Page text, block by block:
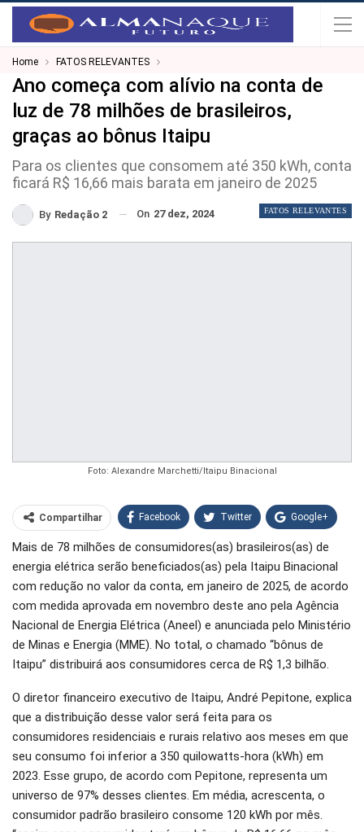
Home FATOS RELEVANTES
Ano começa com alívio na conta de
luz de 78 milhões de brasileiros,
graças ao bônus Itaipu
Para os clientes que consomem até 350 kWh, conta
ficará R$ 16,66 mais barata em janeiro de 2025
FATOS RELEVANTES
By Redação 2 On 27 dez, 2024
Foto: Alexandre Marchetti/Itaipu Binacional
Compartilhar Facebook Twitter Google+
WhatsApp Pinterest
O email
Mais de 78 milhões de consumidores(as) brasileiros(as) de
energia elétrica serão beneficiados(as) pela Itaipu Binacional
com redução no valor da conta, em janeiro de 2025, de acordo
com medida aprovada em novembro deste ano pela Agência
Nacional de Energia Elétrica (Aneel) e anunciada pelo Ministério
de Minas e Energia (MME). No total, o chamado “bônus de
Itaipu” distribuirá aos consumidores cerca de R$ 1,3 bilhão.
O diretor financeiro executivo de Itaipu, André Pepitone, explica
que a distribuição desse valor será feita para os
consumidores residenciais e rurais relativo aos meses em que
seu consumo foi inferior a 350 quilowatts-hora (kWh) em
2023. Esse grupo, de acordo com Pepitone, representa um
universo de 97% desses clientes. Em média, acrescenta, o
consumidor padrão brasileiro consome 120 kWh por mês.